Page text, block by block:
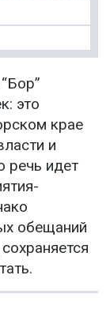
это
крае
и
речь идет
обещаний